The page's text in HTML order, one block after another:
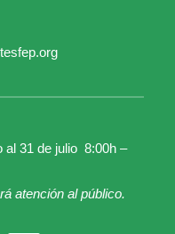
al 31 de julio 8:00h –
atención al público.